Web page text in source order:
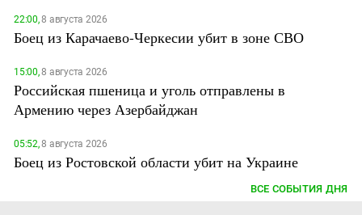
22:00,8 августа 2026
Боец из Карачаево-Черкесии убит в зоне СВО
15:00,8 августа 2026
Российская пшеница и уголь отправлены в
Армению через Азербайджан
05:52,8 августа 2026
Боец из Ростовской области убит на Украине
ВСЕ СОБЫТИЯ ДНЯ